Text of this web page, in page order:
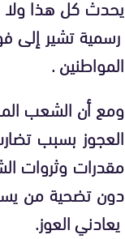
يحدث كل هذا ولا
رسمية تشير إلى
المواطنين .
ومع أن الشعب
العجوز بسبب
مقدرات وثروات
دون تضحية من
يعادني العوز.